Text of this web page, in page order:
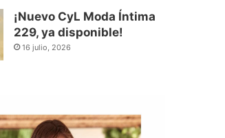
¡Nuevo CyL Moda Íntima
229, ya disponible!
16 julio, 2026